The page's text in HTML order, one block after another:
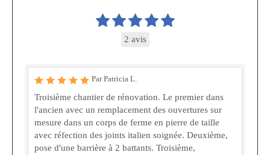
2 avis
Par Patricia L.
Troisième chantier de rénovation. Le premier dans
l'ancien avec un remplacement des ouvertures sur
mesure dans un corps de ferme en pierre de taille
avec réfection des joints italien soignée. Deuxième,
pose d'une barrière à 2 battants. Troisième,